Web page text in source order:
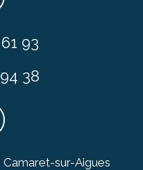
93
38
sur-Aigues